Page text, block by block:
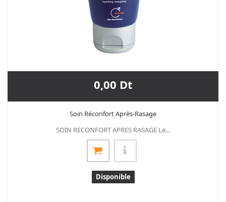
0,00 Dt
Soin Réconfort Après-Rasage
SOIN RECONFORT APRES RASAGE Le...
Disponible